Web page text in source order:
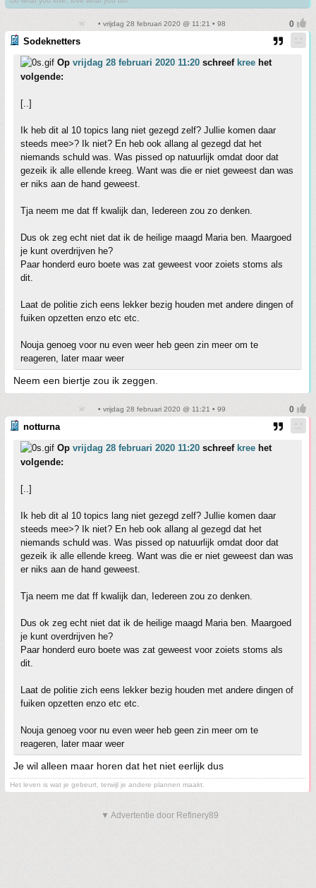
• vrijdag 28 februari 2020 @ 11:21 • 98
Sodeknetters
Op vrijdag 28 februari 2020 11:20 schreef kree het
volgende:
[..]
Ik heb dit al 10 topics lang niet gezegd zelf? Jullie komen daar
steeds mee>? Ik niet? En heb ook allang al gezegd dat het
niemands schuld was. Was pissed op natuurlijk omdat door dat
gezeik ik alle ellende kreeg. Want was die er niet geweest dan was
er niks aan de hand geweest.
Tja neem me dat ff kwalijk dan, Iedereen zou zo denken.
Dus ok zeg echt niet dat ik de heilige maagd Maria ben. Maargoed
je kunt overdrijven he?
Paar honderd euro boete was zat geweest voor zoiets stoms als
dit.
Laat de politie zich eens lekker bezig houden met andere dingen of
fuiken opzetten enzo etc etc.
Nouja genoeg voor nu even weer heb geen zin meer om te
reageren, later maar weer
Neem een biertje zou ik zeggen.
• vrijdag 28 februari 2020 @ 11:21 • 99
notturna
Op vrijdag 28 februari 2020 11:20 schreef kree het
volgende:
[..]
Ik heb dit al 10 topics lang niet gezegd zelf? Jullie komen daar
steeds mee>? Ik niet? En heb ook allang al gezegd dat het
niemands schuld was. Was pissed op natuurlijk omdat door dat
gezeik ik alle ellende kreeg. Want was die er niet geweest dan was
er niks aan de hand geweest.
Tja neem me dat ff kwalijk dan, Iedereen zou zo denken.
Dus ok zeg echt niet dat ik de heilige maagd Maria ben. Maargoed
je kunt overdrijven he?
Paar honderd euro boete was zat geweest voor zoiets stoms als
dit.
Laat de politie zich eens lekker bezig houden met andere dingen of
fuiken opzetten enzo etc etc.
Nouja genoeg voor nu even weer heb geen zin meer om te
reageren, later maar weer
Je wil alleen maar horen dat het niet eerlijk dus
Het leven is wat je gebeurt, terwijl je andere plannen maakt.
▼ Advertentie door Refinery89